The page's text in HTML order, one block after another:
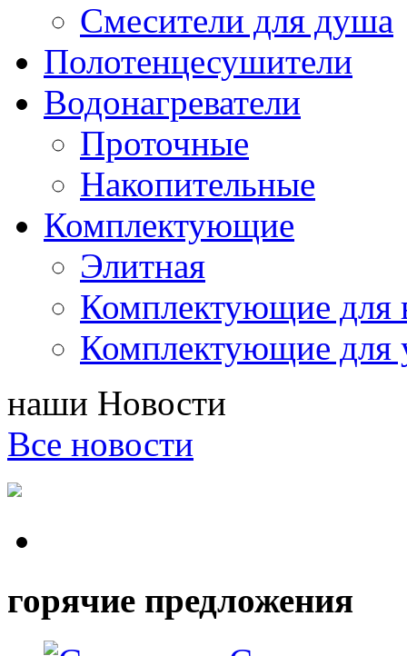
Смесители для душа
Полотенцесушители
Водонагреватели
Проточные
Накопительные
Комплектующие
Элитная
Комплектующие для
Комплектующие для
наши Новости
Все новости
горячие предложения